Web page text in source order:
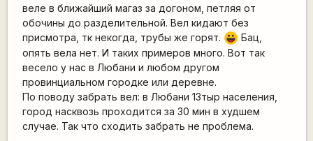
веле в ближайший магаз за догоном, петляя от
обочины до разделительной. Вел кидают без
присмотра, тк некогда, трубы же горят. |-)) Бац,
опять вела нет. И таких примеров много. Вот так
весело у нас в Любани и любом другом
провинциальном городке или деревне.
По поводу забрать вел: в Любани 13тыр населения,
город насквозь проходится за 30 мин в худшем
случае. Так что сходить забрать не проблема.